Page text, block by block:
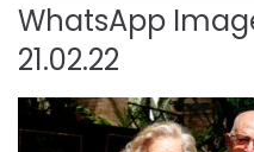
WhatsApp
21.02.22